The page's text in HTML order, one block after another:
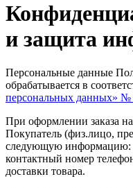
и защита
Персональные данные
обрабатывается в
персональных данных»
При оформлении заказа
Покупатель (физ.лицо,
следующую информацию:
контактный номер
доставки товара.